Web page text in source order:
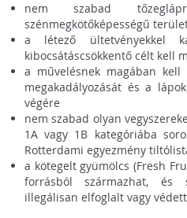
nem szabad
szénmegkötőképességű
a létező ültetvényekkel
kibocsátáscsökkentő célt kell
a művelésnek magában kell
megakadályozását és a
végére
nem szabad olyan
1A vagy 1B kategóriába
Rotterdami egyezmény
a kötegelt gyümölcs (Fresh
forrásból származhat, és
illegálisan elfoglalt vagy